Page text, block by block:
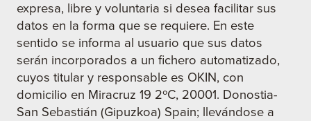
expresa, libre y voluntaria si desea facilitar sus
datos en la forma que se requiere. En este
sentido se informa al usuario que sus datos
serán incorporados a un fichero automatizado,
cuyos titular y responsable es OKIN, con
domicilio en Miracruz 19 2ºC, 20001. Donostia-
San Sebastián (Gipuzkoa) Spain; llevándose a